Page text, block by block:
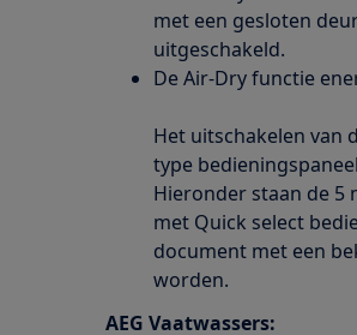
met een gesloten
uitgeschakeld.
De Air-Dry functie
Het uitschakelen van
type
Hieronder staan de 5
met Quick select
document met een
worden.
AEG Vaatwassers: